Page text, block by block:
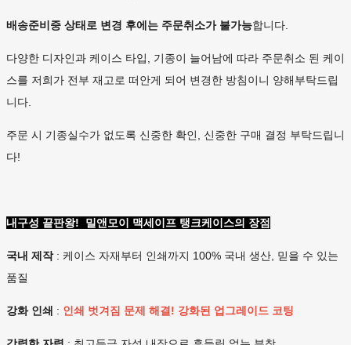
배송준비중 상태로 변경 후에는 주문취소가 불가능합니다.
다양한 디자인과 케이스 타입, 기종이 늘어남에 따라 주문취소 된 케이
스를 저희가 전부 재고로 떠안게 되어 변경한 방침이니 양해부탁드립
니다.
주문 시 기종실수가 없도록 신중한 확인, 신중한 구매 결정 부탁드립니
다!
내구성 끝판왕! 밀앤모이 맥세이프 탱크케이스의 장점
국내 제작: 케이스 자재부터 인쇄까지 100% 국내 생산, 믿을 수 있는
품질
강화 인쇄 : 인쇄 벗겨짐 문제 해결! 강화된 업그레이드 코팅